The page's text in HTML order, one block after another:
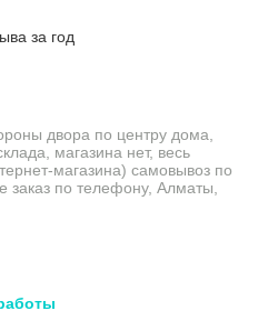
за год
двора по центру дома,
магазина нет, весь
магазина) самовывоз по
заказ по телефону, Алматы,